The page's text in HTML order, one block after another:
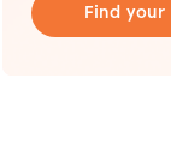
Find